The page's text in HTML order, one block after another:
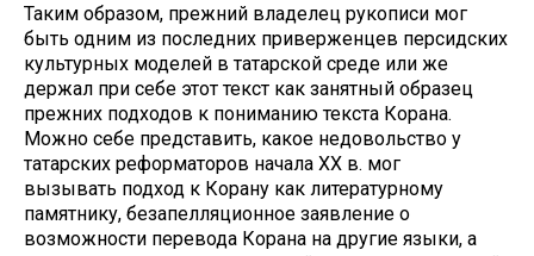
Таким образом, прежний владелец рукописи мог
быть одним из последних приверженцев персидских
культурных моделей в татарской среде или же
держал при себе этот текст как занятный образец
прежних подходов к пониманию текста Корана.
Можно себе представить, какое недовольство у
татарских реформаторов начала XX в. мог
вызывать подход к Корану как литературному
памятнику, безапелляционное заявление о
возможности перевода Корана на другие языки, а